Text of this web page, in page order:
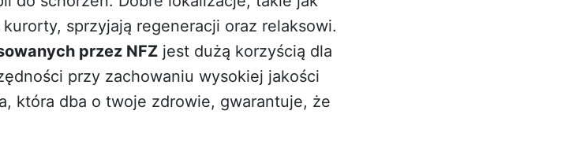
sprzyjają regeneracji oraz relaksowi.
przez NFZ jest dużą korzyścią dla
przy zachowaniu wysokiej jakości
która dba o twoje zdrowie, gwarantuje, że